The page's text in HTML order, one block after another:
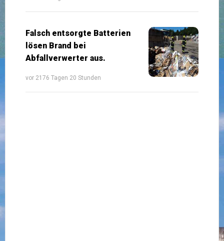
Falsch entsorgte Batterien
lösen Brand bei
Abfallverwerter aus.
vor 2176 Tagen 20 Stunden